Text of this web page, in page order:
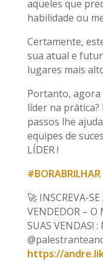
aqueles que
habilidade ou
Certamente,
sua atual e
lugares mais
Portanto, agora
líder na
passos lhe
equipes de
LÍDER !
#BORABRILHAR
🚀 INSCREVA-
VENDEDOR – O
SUAS VENDAS!
https://